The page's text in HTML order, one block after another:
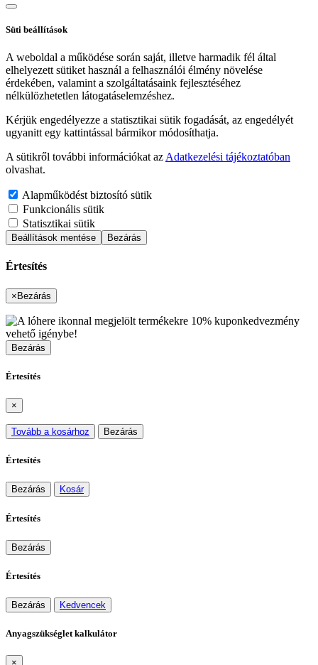
Süti beállítások
A weboldal a működése során saját, illetve harmadik fél által
elhelyezett sütiket használ a felhasználói élmény növelése
érdekében, valamint a szolgáltatásaink fejlesztéséhez
nélkülözhetetlen látogatáselemzéshez.
Kérjük engedélyezze a statisztikai sütik fogadását, az engedélyét
ugyanitt egy kattintással bármikor módosíthatja.
A sütikről további információkat az Adatkezelési tájékoztatóban
olvashat.
Alapműködést biztosító sütik
Funkcionális sütik
Statisztikai sütik
Beállítások mentése Bezárás
Értesítés
× Bezárás
Bezárás
Értesítés
×
Tovább a kosárhoz Bezárás
Értesítés
Bezárás Kosár
Értesítés
Bezárás
Értesítés
Bezárás Kedvencek
Anyagszükséglet kalkulátor
×